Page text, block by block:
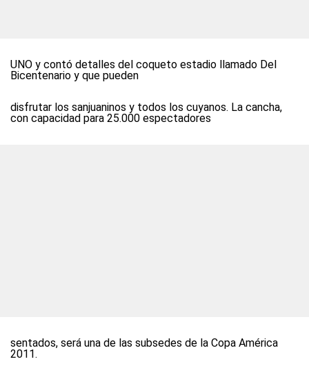
UNO y contó detalles del coqueto estadio llamado Del
Bicentenario y que pueden
disfrutar los sanjuaninos y todos los cuyanos. La cancha,
con capacidad para 25.000 espectadores
sentados, será una de las subsedes de la Copa América
2011.